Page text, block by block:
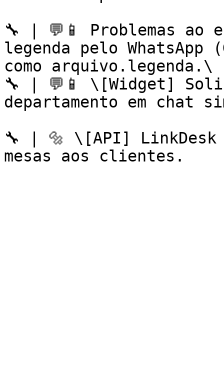
🔧 | 💬📱 Problemas ao
legenda pelo WhatsApp
como arquivo.legenda.\
🔧 | 💬📱 \[Widget]
departamento em chat
🔧 | 🔩 \[API] LinkDesk